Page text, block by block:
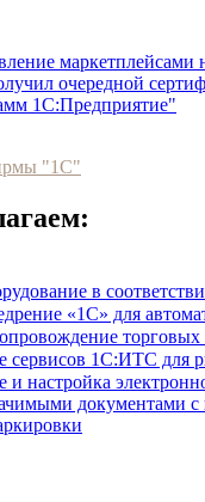
очередной
1С:Предприятие"
"1С"
в
«1С» для
сервисов 1С:ИТС для
настройка
документами с